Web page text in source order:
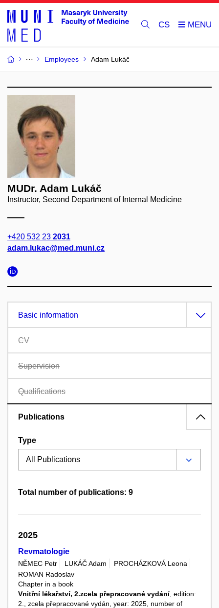
CS
Employees Adam Lukáč
MUDr. Adam Lukáč
Instructor, Second Department of Internal Medicine
+420 532 23 2031
adam.lukac@med.muni.cz
Basic information
CV
Supervision
Qualifications
Publications
Type
Total number of publications: 9
2025
Revmatologie
NĚMEC Petr LUKÁČ Adam
PROCHÁZKOVÁ Leona
ROMAN Radoslav
Chapter in a book
Vnitřní lékařství, 2.zcela přepracované vydání, edition:
2., zcela přepracované vydán, year: 2025, number of